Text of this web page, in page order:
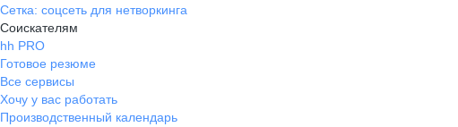
Сетка: соцсеть для нетворкинга
Соискателям
hh PRO
Готовое резюме
Все сервисы
Хочу у вас работать
Производственный календарь